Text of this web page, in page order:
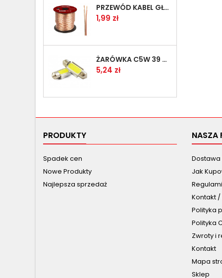
PRZEWÓD KABEL GŁOŚNIKOWY 2X 1.50MM PRZEZROCZYSTY
Cena
1,99 zł
ŻARÓWKA C5W 39 MM LED COB CANBUS C10W RURKA
Cena
5,24 zł
PRODUKTY
Spadek cen
Nowe Produkty
Najlepsza sprzedaż
NASZA
Dostawa
Jak
Kontakt
Polityka
Polityka
Zwroty i
Kontakt
Mapa
Sklep